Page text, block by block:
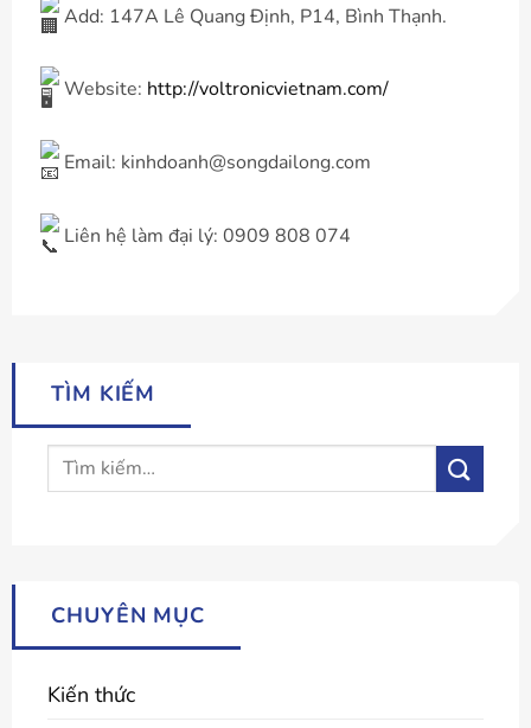
Add: 147A Lê Quang Định, P14, Bình Thạnh.
Website: http://voltronicvietnam.com/
Email: kinhdoanh@songdailong.com
Liên hệ làm đại lý: 0909 808 074
TÌM KIẾM
CHUYÊN MỤC
Kiến thức